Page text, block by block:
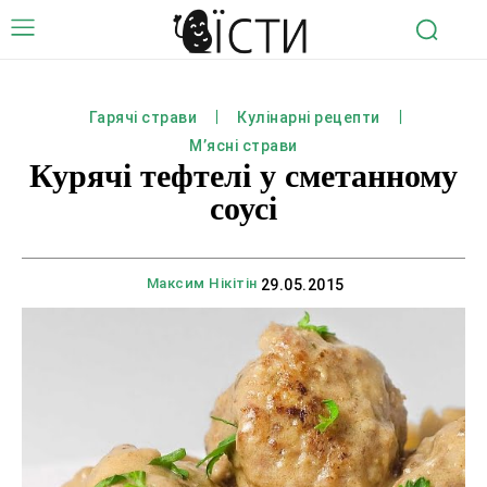
Гарячі страви
Кулінарні рецепти
М’ясні страви
Курячі тефтелі у сметанному
соусі
Максим Нікітін 29.05.2015